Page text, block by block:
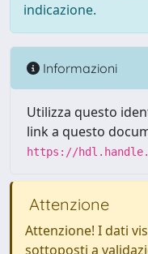
indicazione.
Informazioni
Utilizza questo
link a questo
https://
Attenzione
Attenzione! I dati
sottoposti a